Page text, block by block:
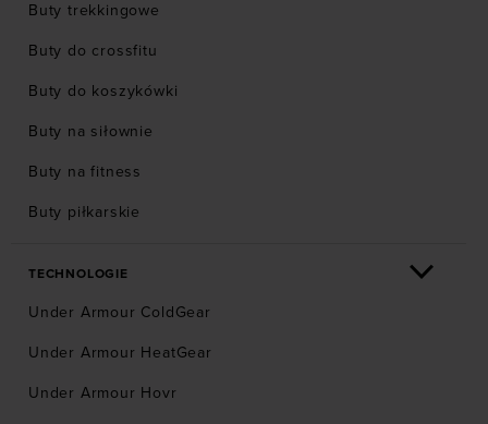
Buty trekkingowe
Buty do crossfitu
Buty do koszykówki
Buty na siłownie
Buty na fitness
Buty piłkarskie
TECHNOLOGIE
Under Armour ColdGear
Under Armour HeatGear
Under Armour Hovr